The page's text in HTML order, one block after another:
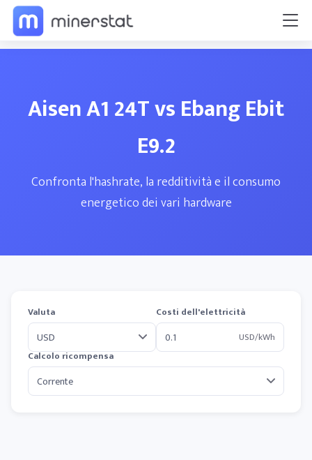
Aisen A1 24T vs Ebang Ebit
E9.2
Confronta l'hashrate, la redditività e il consumo
energetico dei vari hardware
Valuta
Costi dell'elettricità
USD/kWh
Calcolo ricompensa